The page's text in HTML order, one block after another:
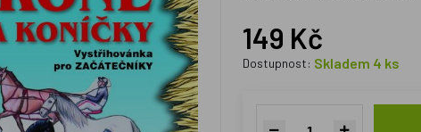
149 Kč
Dostupnost: Skladem 4 ks